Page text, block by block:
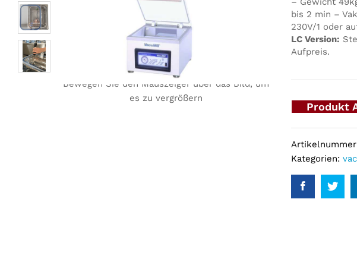
Bewegen Sie den Mauszeiger über das Bild, um
es zu vergrößern
bis 2 min –
230V/1 oder
LC Version:
Aufpreis.
Produkt
Kategorien: